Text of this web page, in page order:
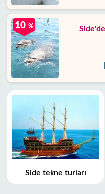
10 %
Side tekne turları